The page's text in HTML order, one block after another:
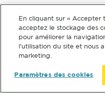
En cliquant sur « Accepter
acceptez le stockage des
pour améliorer la
l’utilisation du site et nous
marketing.
Paramètres des cookies